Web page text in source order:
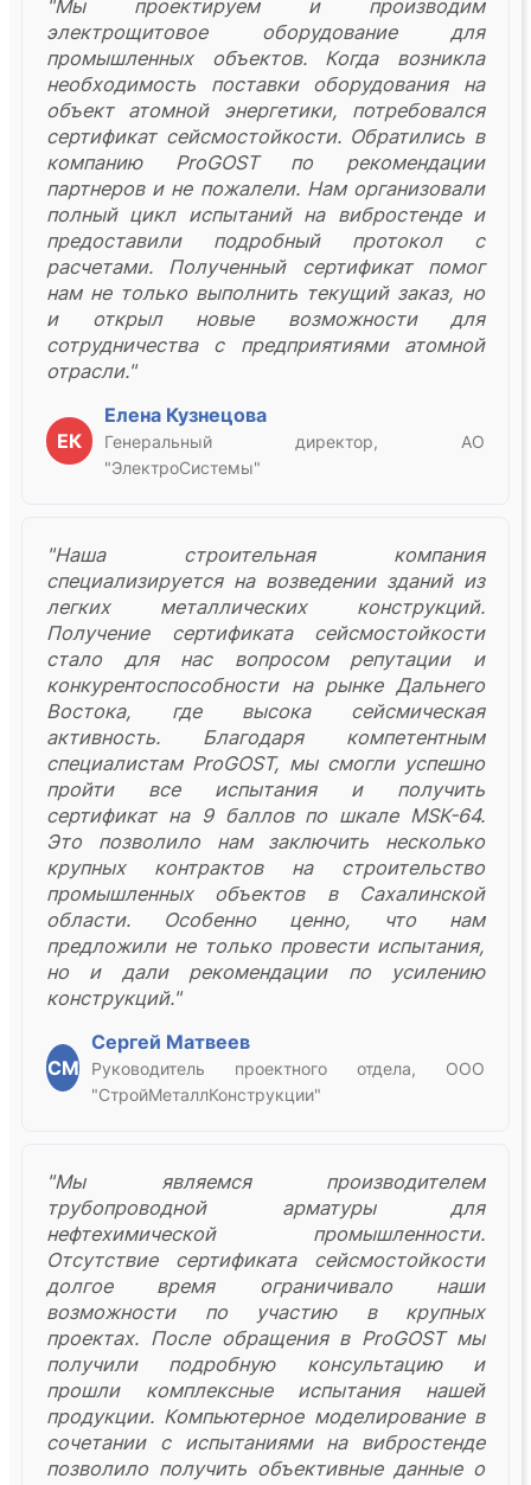
"Мы проектируем и производим
электрощитовое оборудование для
промышленных объектов. Когда возникла
необходимость поставки оборудования на
объект атомной энергетики, потребовался
сертификат сейсмостойкости. Обратились в
компанию ProGOST по рекомендации
партнеров и не пожалели. Нам организовали
полный цикл испытаний на вибростенде и
предоставили подробный протокол с
расчетами. Полученный сертификат помог
нам не только выполнить текущий заказ, но
и открыл новые возможности для
сотрудничества с предприятиями атомной
отрасли."
ЕК
Елена Кузнецова
Генеральный директор, АО
"ЭлектроСистемы"
"Наша строительная компания
специализируется на возведении зданий из
легких металлических конструкций.
Получение сертификата сейсмостойкости
стало для нас вопросом репутации и
конкурентоспособности на рынке Дальнего
Востока, где высока сейсмическая
активность. Благодаря компетентным
специалистам ProGOST, мы смогли успешно
пройти все испытания и получить
сертификат на 9 баллов по шкале MSK-64.
Это позволило нам заключить несколько
крупных контрактов на строительство
промышленных объектов в Сахалинской
области. Особенно ценно, что нам
предложили не только провести испытания,
но и дали рекомендации по усилению
конструкций."
СМ
Сергей Матвеев
Руководитель проектного отдела, ООО
"СтройМеталлКонструкции"
"Мы являемся производителем
трубопроводной арматуры для
нефтехимической промышленности.
Отсутствие сертификата сейсмостойкости
долгое время ограничивало наши
возможности по участию в крупных
проектах. После обращения в ProGOST мы
получили подробную консультацию и
прошли комплексные испытания нашей
продукции. Компьютерное моделирование в
сочетании с испытаниями на вибростенде
позволило получить объективные данные о